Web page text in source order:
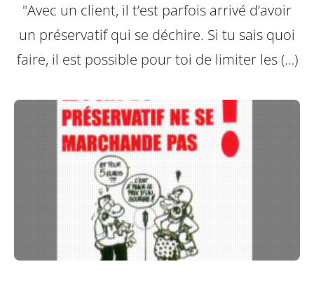
"Avec un client, il t’est parfois arrivé d’avoir
un préservatif qui se déchire. Si tu sais quoi
faire, il est possible pour toi de limiter les (…)